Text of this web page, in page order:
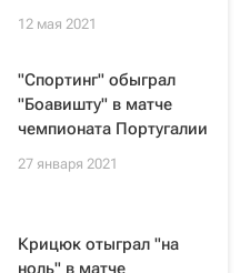
12 мая 2021
"Спортинг" обыграл
"Боавишту" в матче
чемпионата Португалии
27 января 2021
Крицюк отыграл "на
ноль" в матче